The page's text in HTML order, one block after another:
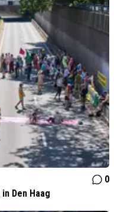
0
Den Haag